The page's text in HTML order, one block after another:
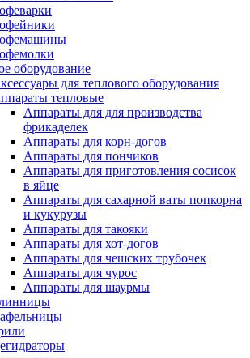
оборудование
для теплового оборудования
тепловые
Аппараты для для производства
фрикаделек
Аппараты для корн-догов
Аппараты для пончиков
Аппараты для приготовления сосисок
в яйце
Аппараты для сахарной ваты попкорна
и кукурузы
Аппараты для такояки
Аппараты для хот-догов
Аппараты для чешских трубочек
Аппараты для чурос
Аппараты для шаурмы